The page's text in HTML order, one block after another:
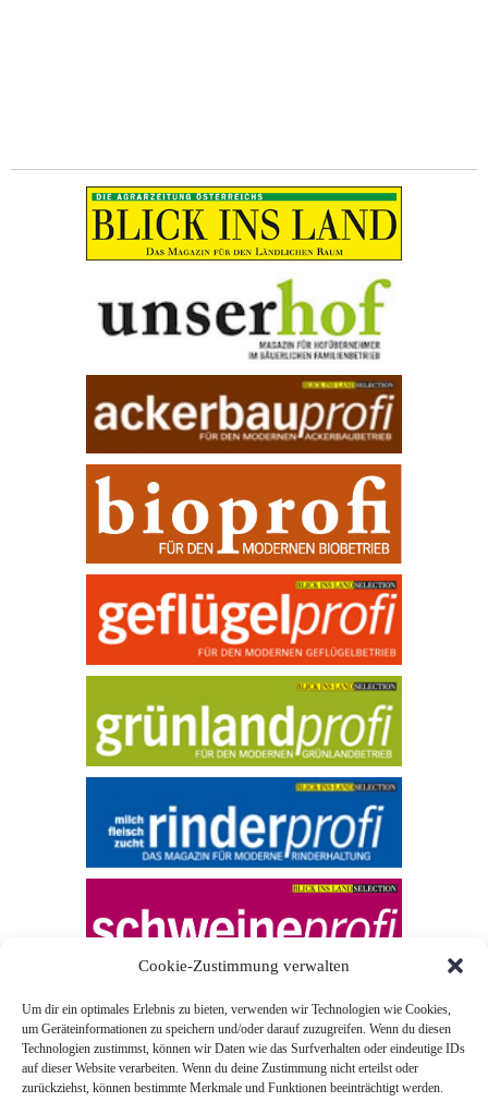
Cookie-Zustimmung verwalten
Um dir ein optimales Erlebnis zu bieten, verwenden wir Technologien wie Cookies,
um Geräteinformationen zu speichern und/oder darauf zuzugreifen. Wenn du diesen
Technologien zustimmst, können wir Daten wie das Surfverhalten oder eindeutige IDs
auf dieser Website verarbeiten. Wenn du deine Zustimmung nicht erteilst oder
zurückziehst, können bestimmte Merkmale und Funktionen beeinträchtigt werden.